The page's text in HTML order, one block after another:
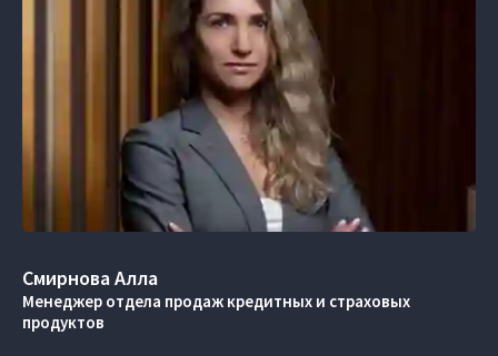
Смирнова Алла
Менеджер отдела продаж кредитных и страховых
продуктов